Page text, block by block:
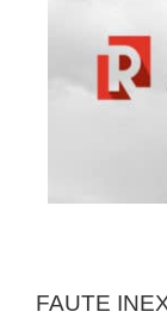
FAUTE